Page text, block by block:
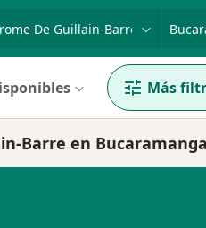
enfermedad o nombre
Más
Barre en Bucaramanga